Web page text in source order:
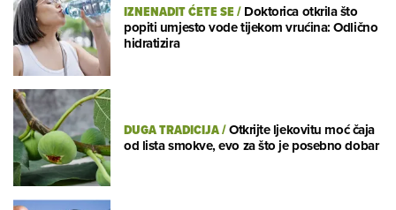
IZNENADIT ĆETE SE/Doktorica otkrila što
popiti umjesto vode tijekom vrućina: Odlično
hidratizira
DUGA TRADICIJA/Otkrijte ljekovitu moć čaja
od lista smokve, evo za što je posebno dobar